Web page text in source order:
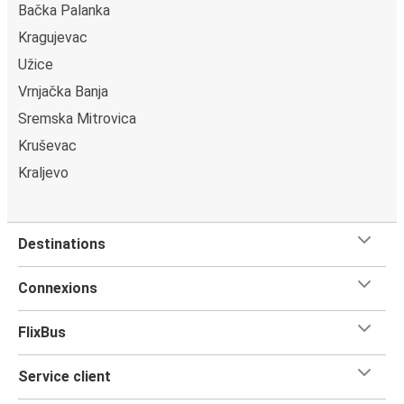
Bačka Palanka
Kragujevac
Užice
Vrnjačka Banja
Sremska Mitrovica
Kruševac
Kraljevo
Destinations
Connexions
FlixBus
Service client